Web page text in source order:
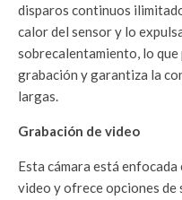
disparos continuos
calor del sensor y lo
sobrecalentamiento, lo
grabación y garantiza la
largas.
Grabación de video
Esta cámara está
video y ofrece opciones